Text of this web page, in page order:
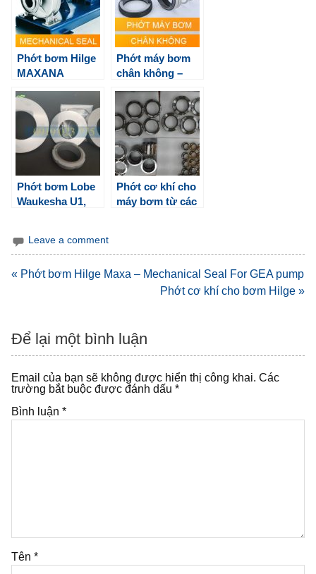
Phớt bơm Hilge
MAXANA
Phớt máy bơm
chân không –
SPECK…
Phớt bơm Lobe
Waukesha U1,
Phớt cơ khí cho
máy bơm từ các
Leave a comment
Điều
« Phớt bơm Hilge Maxa – Mechanical Seal For GEA pump
Phớt cơ khí cho bơm Hilge »
Để lại một bình luận
Email của bạn sẽ không được hiển thị công khai. Các
trường bắt buộc được đánh dấu *
Bình luận *
Tên *